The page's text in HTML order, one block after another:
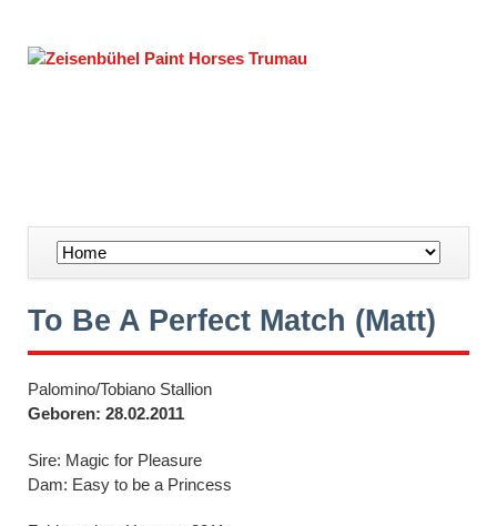
Navigation
überspringen
To Be A Perfect Match (Matt)
Palomino/Tobiano Stallion
Geboren: 28.02.2011
Sire: Magic for Pleasure
Dam: Easy to be a Princess